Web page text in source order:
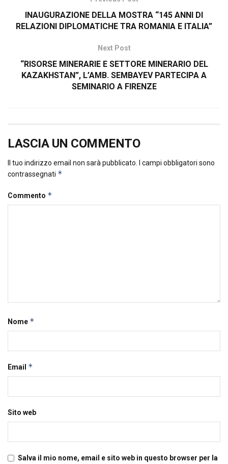
INAUGURAZIONE DELLA MOSTRA “145 ANNI DI
RELAZIONI DIPLOMATICHE TRA ROMANIA E ITALIA”
Next Post
“RISORSE MINERARIE E SETTORE MINERARIO DEL
KAZAKHSTAN”, L’AMB. SEMBAYEV PARTECIPA A
SEMINARIO A FIRENZE
LASCIA UN COMMENTO
Il tuo indirizzo email non sarà pubblicato.
I campi obbligatori sono
contrassegnati *
Commento *
Nome *
Email *
Sito web
Salva il mio nome, email e sito web in questo browser per la